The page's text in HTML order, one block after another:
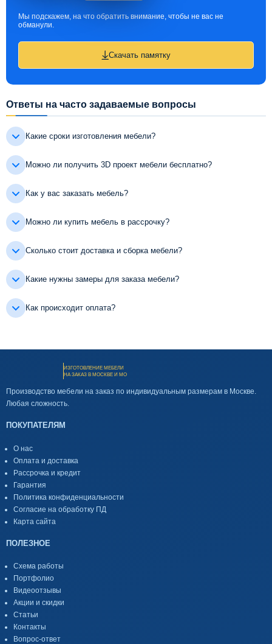
Мы подскажем, на что обратить внимание, чтобы не вас не
обманули.
Скачать памятку
Ответы на часто задаваемые вопросы
Какие сроки изготовления мебели?
Можно ли получить 3D проект мебели бесплатно?
Как у вас заказать мебель?
Можно ли купить мебель в рассрочку?
Сколько стоит доставка и сборка мебели?
Какие нужны замеры для заказа мебели?
Как происходит оплата?
ИЗГОТОВЛЕНИЕ МЕБЕЛИ
НА ЗАКАЗ В МОСКВЕ И МО
Производство мебели на заказ по индивидуальным размерам в Москве.
Любая сложность.
ПОКУПАТЕЛЯМ
О нас
Оплата и доставка
Рассрочка и кредит
Гарантия
Политика конфиденциальности
Согласие на обработку ПД
Карта сайта
ПОЛЕЗНОЕ
Схема работы
Портфолио
Видеоотзывы
Акции и скидки
Статьи
Контакты
Вопрос-ответ